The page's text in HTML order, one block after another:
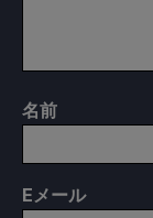
名前
Eメール